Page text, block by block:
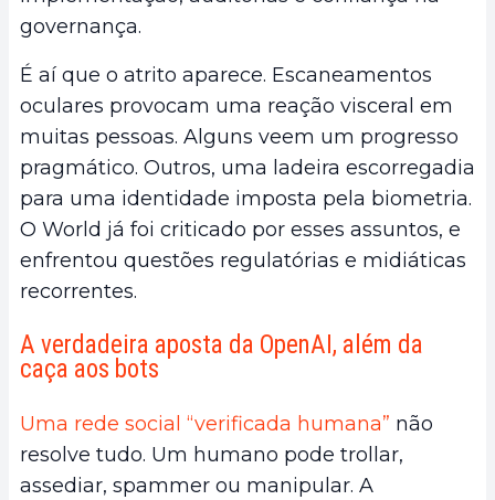
governança.
É aí que o atrito aparece. Escaneamentos
oculares provocam uma reação visceral em
muitas pessoas. Alguns veem um progresso
pragmático. Outros, uma ladeira escorregadia
para uma identidade imposta pela biometria.
O World já foi criticado por esses assuntos, e
enfrentou questões regulatórias e midiáticas
recorrentes.
A verdadeira aposta da OpenAI, além da
caça aos bots
Uma rede social “verificada humana” não
resolve tudo. Um humano pode trollar,
assediar, spammer ou manipular. A